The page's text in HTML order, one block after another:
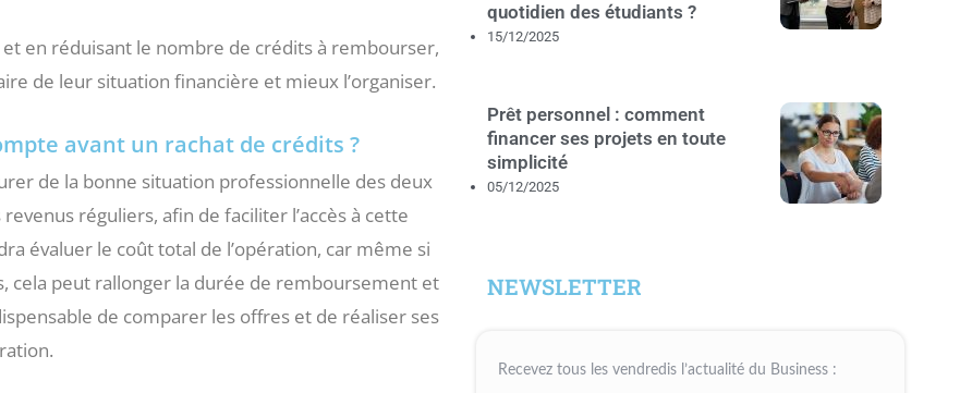
en réduisant le nombre de crédits à rembourser,
de leur situation financière et mieux l’organiser.
avant un rachat de crédits ?
de la bonne situation professionnelle des deux
réguliers, afin de faciliter l’accès à cette
évaluer le coût total de l’opération, car même si
cela peut rallonger la durée de remboursement et
de comparer les offres et de réaliser ses
quotidien des étudiants ?
15/12/2025
Prêt personnel : comment
financer ses projets en toute
simplicité
05/12/2025
NEWSLETTER
Recevez tous les vendredis l’actualité du Business :